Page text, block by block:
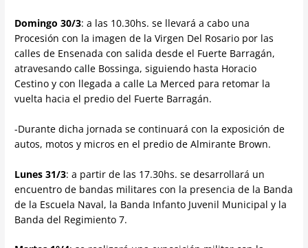
Domingo 30/3: a las 10.30hs. se llevará a cabo una
Procesión con la imagen de la Virgen Del Rosario por las
calles de Ensenada con salida desde el Fuerte Barragán,
atravesando calle Bossinga, siguiendo hasta Horacio
Cestino y con llegada a calle La Merced para retomar la
vuelta hacia el predio del Fuerte Barragán.
-Durante dicha jornada se continuará con la exposición de
autos, motos y micros en el predio de Almirante Brown.
Lunes 31/3: a partir de las 17.30hs. se desarrollará un
encuentro de bandas militares con la presencia de la Banda
de la Escuela Naval, la Banda Infanto Juvenil Municipal y la
Banda del Regimiento 7.